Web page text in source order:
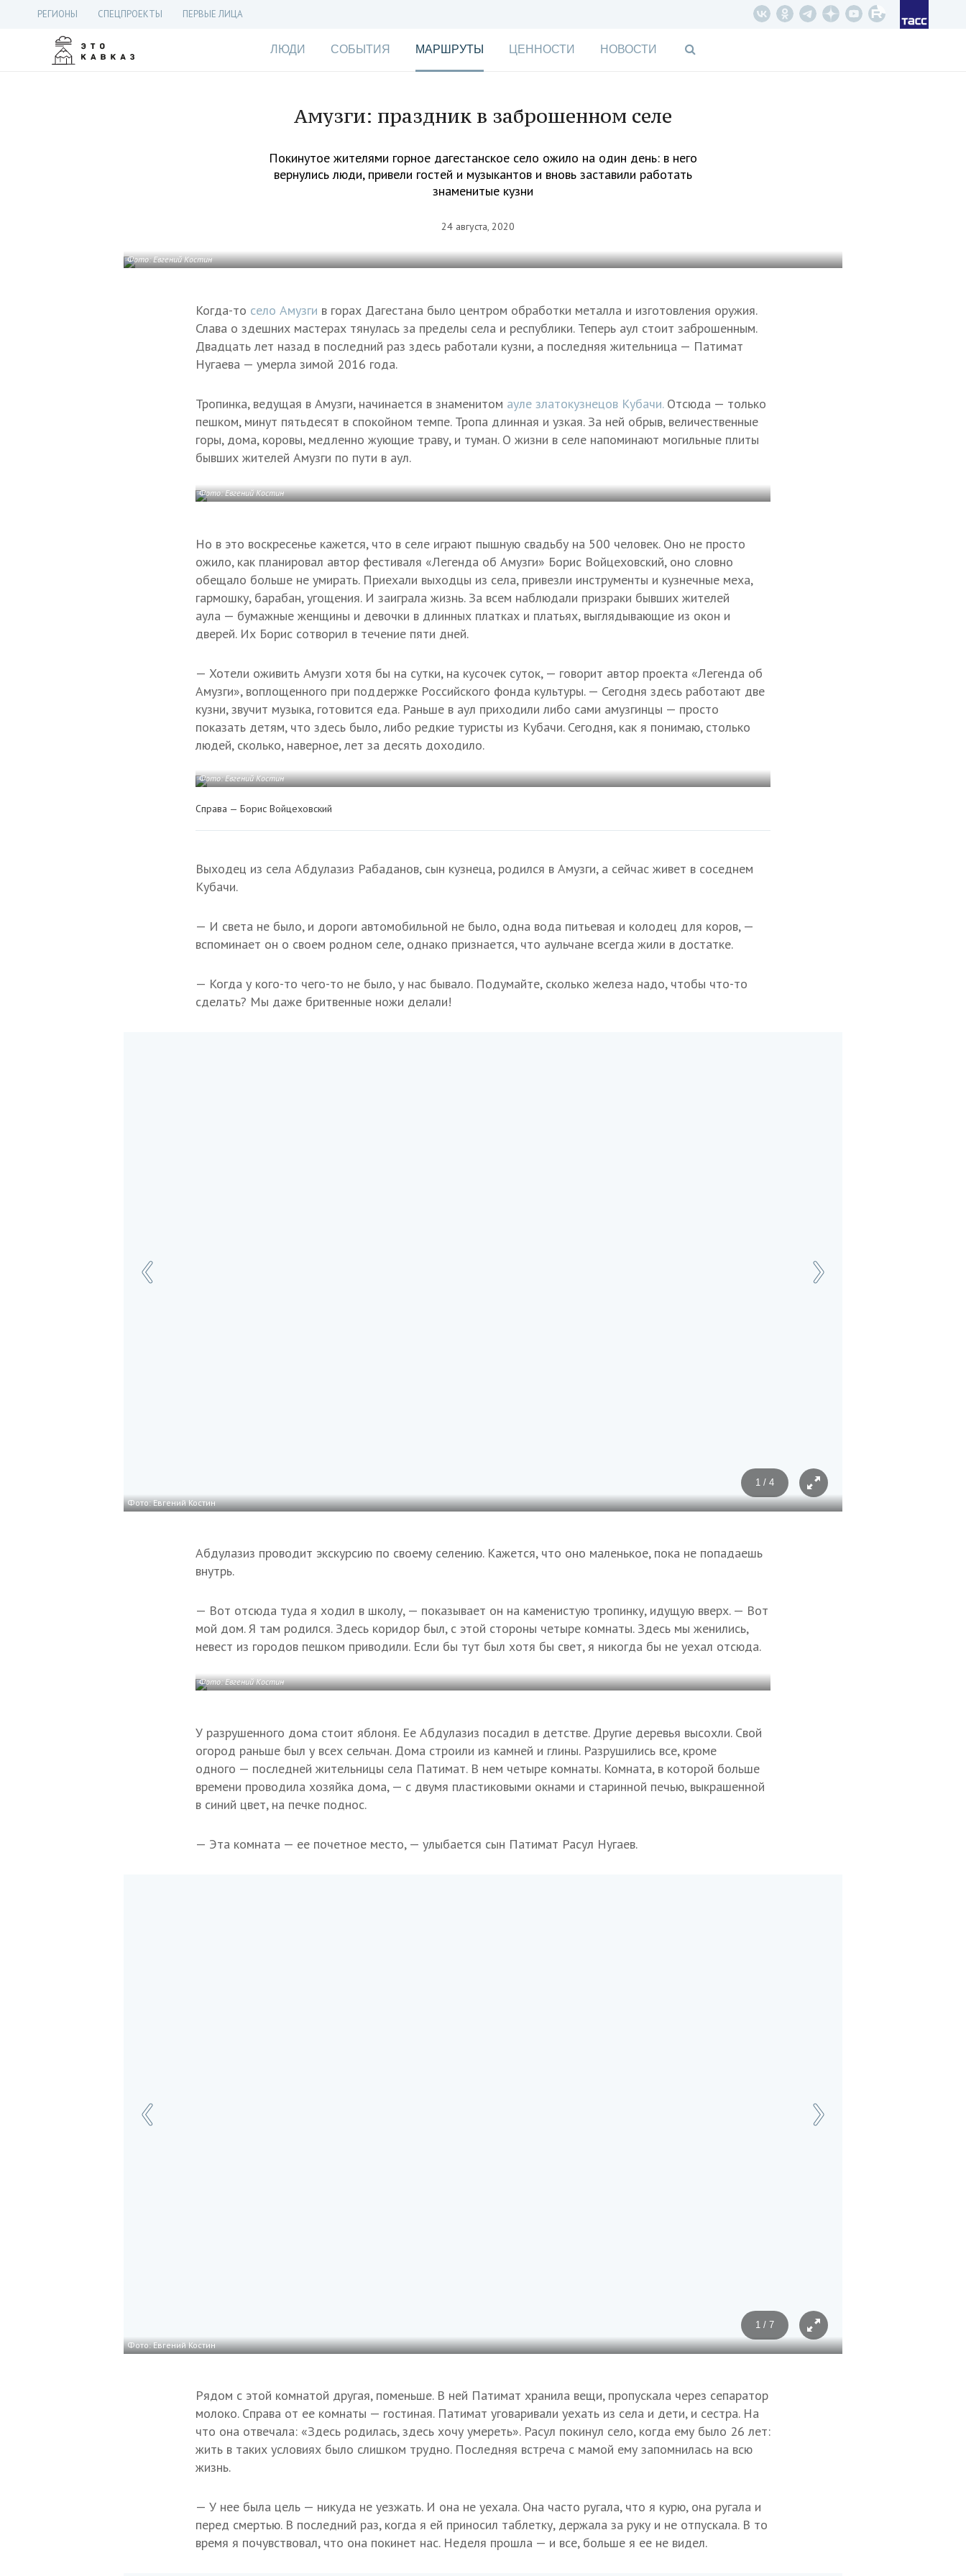
РЕГИОНЫ СПЕЦПРОЕКТЫ ПЕРВЫЕ ЛИЦА
ЛЮДИ СОБЫТИЯ МАРШРУТЫ ЦЕННОСТИ НОВОСТИ
Амузги: праздник в заброшенном селе
Покинутое жителями горное дагестанское село ожило на один день: в него
вернулись люди, привели гостей и музыкантов и вновь заставили работать
знаменитые кузни
24 августа, 2020
Фото: Евгений Костин
Когда-то село Амузги в горах Дагестана было центром обработки металла и изготовления оружия.
Слава о здешних мастерах тянулась за пределы села и республики. Теперь аул стоит заброшенным.
Двадцать лет назад в последний раз здесь работали кузни, а последняя жительница — Патимат
Нугаева — умерла зимой 2016 года.
Тропинка, ведущая в Амузги, начинается в знаменитом ауле златокузнецов Кубачи. Отсюда — только
пешком, минут пятьдесят в спокойном темпе. Тропа длинная и узкая. За ней обрыв, величественные
горы, дома, коровы, медленно жующие траву, и туман. О жизни в селе напоминают могильные плиты
бывших жителей Амузги по пути в аул.
Фото: Евгений Костин
Но в это воскресенье кажется, что в селе играют пышную свадьбу на 500 человек. Оно не просто
ожило, как планировал автор фестиваля «Легенда об Амузги» Борис Войцеховский, оно словно
обещало больше не умирать. Приехали выходцы из села, привезли инструменты и кузнечные меха,
гармошку, барабан, угощения. И заиграла жизнь. За всем наблюдали призраки бывших жителей
аула — бумажные женщины и девочки в длинных платках и платьях, выглядывающие из окон и
дверей. Их Борис сотворил в течение пяти дней.
— Хотели оживить Амузги хотя бы на сутки, на кусочек суток, — говорит автор проекта «Легенда об
Амузги», воплощенного при поддержке Российского фонда культуры. — Сегодня здесь работают две
кузни, звучит музыка, готовится еда. Раньше в аул приходили либо сами амузгинцы — просто
показать детям, что здесь было, либо редкие туристы из Кубачи. Сегодня, как я понимаю, столько
людей, сколько, наверное, лет за десять доходило.
Фото: Евгений Костин
Справа — Борис Войцеховский
Выходец из села Абдулазиз Рабаданов, сын кузнеца, родился в Амузги, а сейчас живет в соседнем
Кубачи.
— И света не было, и дороги автомобильной не было, одна вода питьевая и колодец для коров, —
вспоминает он о своем родном селе, однако признается, что аульчане всегда жили в достатке.
— Когда у кого-то чего-то не было, у нас бывало. Подумайте, сколько железа надо, чтобы что-то
сделать? Мы даже бритвенные ножи делали!
1 / 4
Фото: Евгений Костин
Абдулазиз проводит экскурсию по своему селению. Кажется, что оно маленькое, пока не попадаешь
внутрь.
— Вот отсюда туда я ходил в школу, — показывает он на каменистую тропинку, идущую вверх. — Вот
мой дом. Я там родился. Здесь коридор был, с этой стороны четыре комнаты. Здесь мы женились,
невест из городов пешком приводили. Если бы тут был хотя бы свет, я никогда бы не уехал отсюда.
Фото: Евгений Костин
У разрушенного дома стоит яблоня. Ее Абдулазиз посадил в детстве. Другие деревья высохли. Свой
огород раньше был у всех сельчан. Дома строили из камней и глины. Разрушились все, кроме
одного — последней жительницы села Патимат. В нем четыре комнаты. Комната, в которой больше
времени проводила хозяйка дома, — с двумя пластиковыми окнами и старинной печью, выкрашенной
в синий цвет, на печке поднос.
— Эта комната — ее почетное место, — улыбается сын Патимат Расул Нугаев.
1 / 7
Фото: Евгений Костин
Рядом с этой комнатой другая, поменьше. В ней Патимат хранила вещи, пропускала через сепаратор
молоко. Справа от ее комнаты — гостиная. Патимат уговаривали уехать из села и дети, и сестра. На
что она отвечала: «Здесь родилась, здесь хочу умереть». Расул покинул село, когда ему было 26 лет:
жить в таких условиях было слишком трудно. Последняя встреча с мамой ему запомнилась на всю
жизнь.
— У нее была цель — никуда не уезжать. И она не уехала. Она часто ругала, что я курю, она ругала и
перед смертью. В последний раз, когда я ей приносил таблетку, держала за руку и не отпускала. В то
время я почувствовал, что она покинет нас. Неделя прошла — и все, больше я ее не видел.